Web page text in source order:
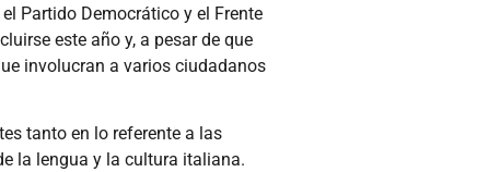
Partido Democrático y el Frente
este año y, a pesar de que
involucran a varios ciudadanos
tanto en lo referente a las
la lengua y la cultura italiana.